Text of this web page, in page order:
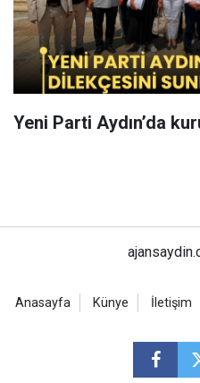
Yeni Parti Aydın’da
Anasayfa Künye İletişim